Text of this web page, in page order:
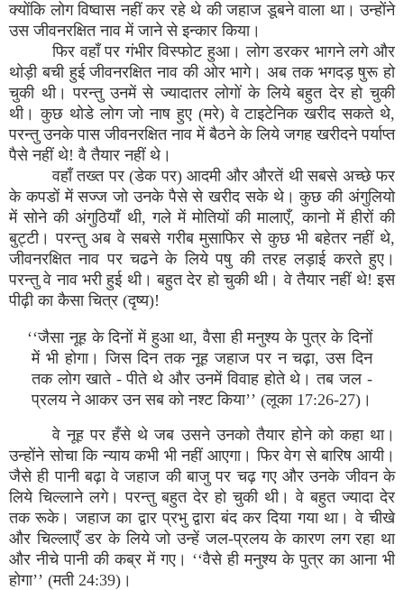
क्योंकि लोग विष्वास नहीं कर रहे थे की जहाज डूबने वाला था। उन्होंने
उस जीवनरक्षित नाव में जाने से इन्कार किया।
फिर वहाँ पर गंभीर विस्फोट हुआ। लोग डरकर भागने लगे और
थोड़ी बची हुई जीवनरक्षित नाव की ओर भागे। अब तक भगदड़ षुरू हो
चुकी थी। परन्तु उनमें से ज्यादातर लोगों के लिये बहुत देर हो चुकी
थी। कुछ थोडे लोग जो नाष हुए (मरे) वे टाइटेनिक खरीद सकते थे,
परन्तु उनके पास जीवनरक्षित नाव में बैठने के लिये जगह खरीदने पर्याप्त
पैसे नहीं थे! वै तैयार नहीं थे।
वहाँ तख्त पर (डेक पर) आदमी और औरतें थी सबसे अच्छे फर
के कपडों में सज्ज जो उनके पैसे से खरीद सके थे। कुछ की अंगुलियो
में सोने की अंगुठियाँ थी, गले में मोतियों की मालाएँ, कानो में हीरों की
बुट्टी। परन्तु अब वे सबसे गरीब मुसाफिर से कुछ भी बहेतर नहीं थे,
जीवनरक्षित नाव पर चढने के लिये पषु की तरह लड़ाई करते हुए।
परन्तु वे नाव भरी हुई थी। बहुत देर हो चुकी थी। वे तैयार नहीं थे! इस
पीढ़ी का कैसा चित्र (दृष्य)!
‘‘जैसा नूह के दिनों में हुआ था, वैसा ही मनुश्य के पुत्र के दिनों
में भी होगा। जिस दिन तक नूह जहाज पर न चढ़ा, उस दिन
तक लोग खाते - पीते थे और उनमें विवाह होते थे। तब जल -
प्रलय ने आकर उन सब को नश्ट किया’’ (लूका 17:26-27)।
वे नूह पर हँसे थे जब उसने उनको तैयार होने को कहा था।
उन्होंने सोचा कि न्याय कभी भी नहीं आएगा। फिर वेग से बारिष आयी।
जैसे ही पानी बढ़ा वे जहाज की बाजु पर चढ़ गए और उनके जीवन के
लिये चिल्लाने लगे। परन्तु बहुत देर हो चुकी थी। वे बहुत ज्यादा देर
तक रूके। जहाज का द्वार प्रभु द्वारा बंद कर दिया गया था। वे चीखे
और चिल्लाएँ डर के लिये जो उन्हें जल-प्रलय के कारण लग रहा था
और नीचे पानी की कब्र में गए। ‘‘वैसे ही मनुश्य के पुत्र का आना भी
होगा’’ (मती 24:39)।